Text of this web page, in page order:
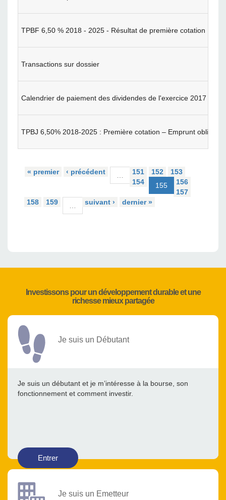
TPBF 6,50 % 2018 - 2025 - Résultat de première cotation
Transactions sur dossier
Calendrier de paiement des dividendes de l'exercice 2017
TPBJ 6,50% 2018-2025 : Première cotation – Emprunt
« premier ‹ précédent … 151 152
153
154
155
156
157
158
159 … suivant › dernier »
Investissons pour un développement durable et une
richesse mieux partagée
Je suis un Débutant
Je suis un débutant et je m’intéresse à la bourse, son
fonctionnement et comment investir.
Entrer
Je suis un Emetteur